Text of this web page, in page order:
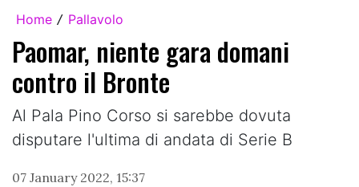
Home / Pallavolo
Paomar, niente gara domani
contro il Bronte
Al Pala Pino Corso si sarebbe dovuta
disputare l'ultima di andata di Serie B
07 January 2022, 15:37